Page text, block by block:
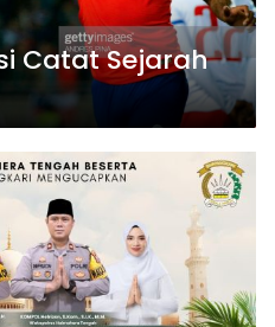
Catat Sejarah